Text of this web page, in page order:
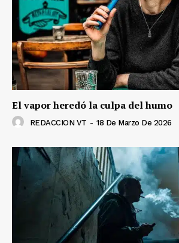
El vapor heredó la culpa del humo
REDACCION VT - 18 De Marzo De 2026